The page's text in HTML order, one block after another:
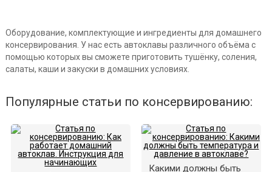
Оборудование, комплектующие и ингредиенты для домашнего
консервирования. У нас есть автоклавы различного объёма с
помощью которых вы сможете приготовить тушёнку, соления,
салаты, каши и закуски в домашних условиях.
Популярные статьи по консервированию:
Какими должны быть